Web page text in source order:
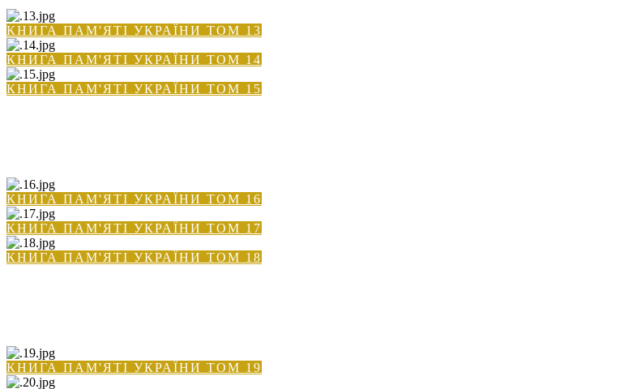
КНИГА ПАМ'ЯТІ УКРАЇНИ ТОМ 13
КНИГА ПАМ'ЯТІ УКРАЇНИ ТОМ 14
КНИГА ПАМ'ЯТІ УКРАЇНИ ТОМ 15
КНИГА ПАМ'ЯТІ УКРАЇНИ ТОМ 16
КНИГА ПАМ'ЯТІ УКРАЇНИ ТОМ 17
КНИГА ПАМ'ЯТІ УКРАЇНИ ТОМ 18
КНИГА ПАМ'ЯТІ УКРАЇНИ ТОМ 19